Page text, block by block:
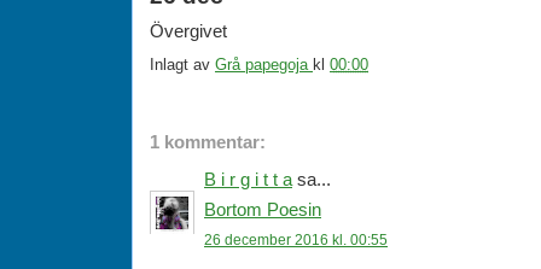
Övergivet
Inlagt av Grå papegoja kl 00:00
1 kommentar:
B i r g i t t a sa...
Bortom Poesin
26 december 2016 kl. 00:55